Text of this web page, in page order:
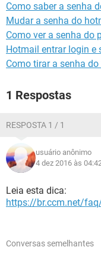
Como saber a senha
Mudar a senha do
Como ver a senha do
Hotmail entrar login e
Como tirar a senha
1 Respostas
RESPOSTA 1 / 1
usuário anônimo
4 dez 2016 às
Leia esta dica:
https://br.ccm.net/
Conversas semelhantes